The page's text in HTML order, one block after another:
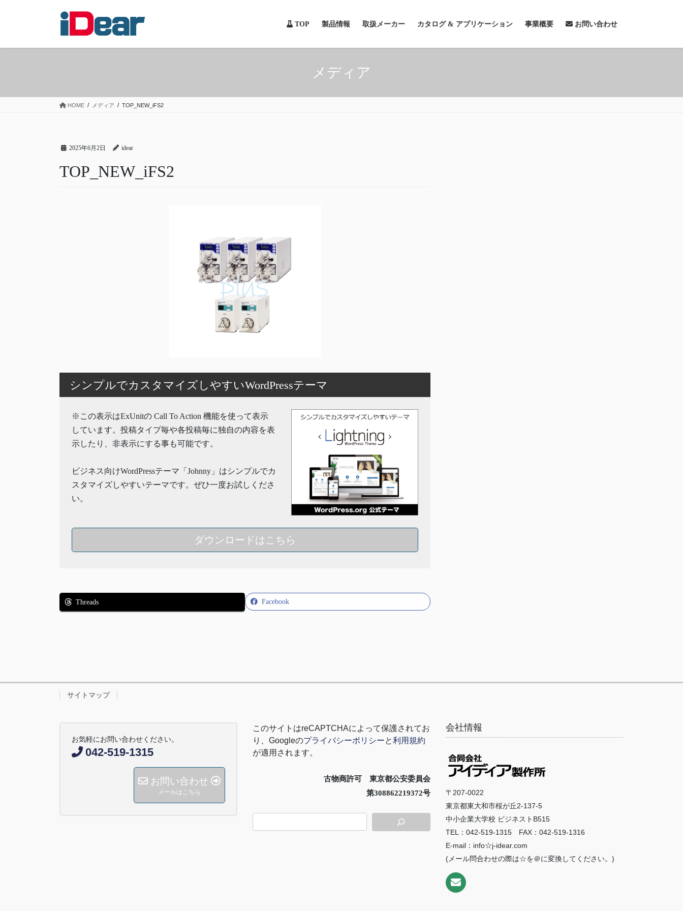
TOP 製品情報 取扱メーカー カタログ & アプリケーション 事業概要 お問い合わせ
メディア
HOME メディア TOP_NEW_iFS2
2025年6月2日 idear
TOP_NEW_iFS2
シンプルでカスタマイズしやすいWordPressテーマ
※この表示はExUnitの Call To Action 機能を使って表示
しています。投稿タイプ毎や各投稿毎に独自の内容を表
示したり、非表示にする事も可能です。
ビジネス向けWordPressテーマ「Johnny」はシンプルでカ
スタマイズしやすいテーマです。ぜひ一度お試しくださ
い。
ダウンロードはこちら
Facebook
Threads
サイトマップ
お気軽にお問い合わせください。
042-519-1315
お問い合わせ
メールはこちら
このサイトはreCAPTCHAによって保護されてお
り、 Googleのプライバシーポリシーと利用規約
が適用されます。
古物商許可 東京都公安委員会
第308862219372号
会社情報
〒207-0022
東京都東大和市桜が丘2-137-5
中小企業大学校 ビジネストB515
TEL：042-519-1315 FAX：042-519-1316
E-mail：info☆j-idear.com
(メール問合わせの際は☆を＠に変換してください。)